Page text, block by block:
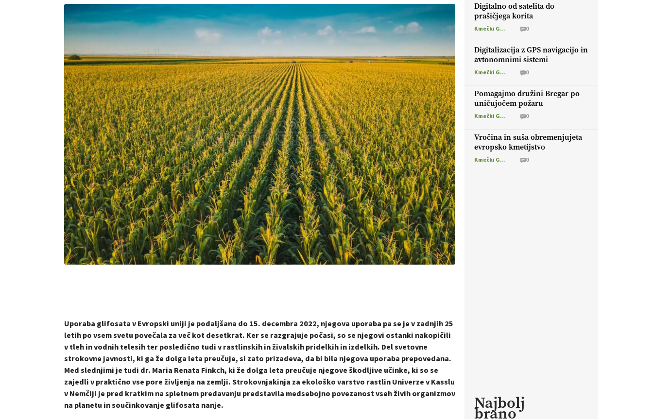
Uporaba glifosata v Evropski uniji je podaljšana do 15. decembra 2022, njegova uporaba pa se je v zadnjih 25
letih po vsem svetu povečala za več kot desetkrat. Ker se razgrajuje počasi, so se njegovi ostanki nakopičili
v tleh in vodnih telesih ter posledično tudi v rastlinskih in živalskih pridelkih in izdelkih. Del svetovne
strokovne javnosti, ki ga že dolga leta preučuje, si zato prizadeva, da bi bila njegova uporaba prepovedana.
Med slednjimi je tudi dr. Maria Renata Finkch, ki že dolga leta preučuje njegove škodljive učinke, ki so se
zajedli v praktično vse pore življenja na zemlji. Strokovnjakinja za ekološko varstvo rastlin Univerze v Kasslu
v Nemčiji je pred kratkim na spletnem predavanju predstavila medsebojno povezanost vseh živih organizmov
na planetu in součinkovanje glifosata nanje.
Digitalno od satelita do
prašičjega korita
Kmečki Glas 0
Digitalizacija z GPS navigacijo in
avtonomnimi sistemi
Kmečki Glas 0
Pomagajmo družini Bregar po
uničujočem požaru
Kmečki Glas 0
Vročina in suša obremenjujeta
evropsko kmetijstvo
Kmečki Glas 0
Najbolj
brano